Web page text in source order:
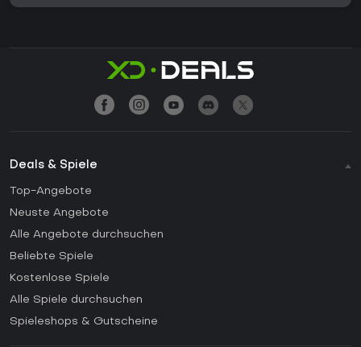
Deals & Spiele
Top-Angebote
Neuste Angebote
Alle Angebote durchsuchen
Beliebte Spiele
Kostenlose Spiele
Alle Spiele durchsuchen
Spieleshops & Gutscheine